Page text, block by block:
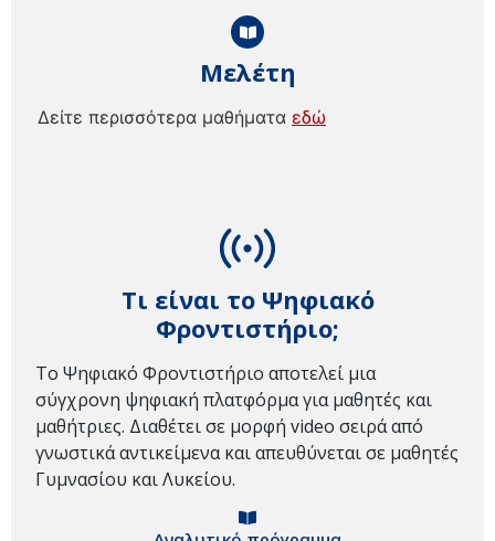
Τι είναι το Ψηφιακό
Φροντιστήριο;
Το Ψηφιακό Φροντιστήριο αποτελεί μια
σύγχρονη ψηφιακή πλατφόρμα για μαθητές και
μαθήτριες. Διαθέτει σε μορφή video σειρά από
γνωστικά αντικείμενα και απευθύνεται σε μαθητές
Γυμνασίου και Λυκείου.
Μελέτη
Δείτε περισσότερα μαθήματα εδώ